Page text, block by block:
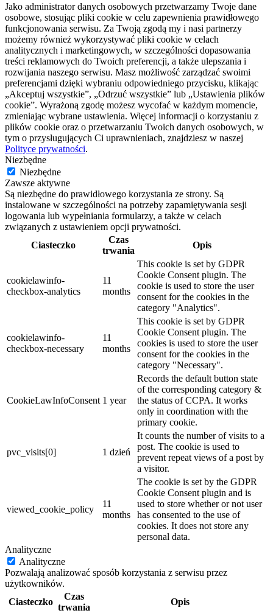
Jako administrator danych osobowych przetwarzamy Twoje dane
osobowe, stosując pliki cookie w celu zapewnienia prawidłowego
funkcjonowania serwisu. Za Twoją zgodą my i nasi partnerzy
możemy również wykorzystywać pliki cookie w celach
analitycznych i marketingowych, w szczególności dopasowania
treści reklamowych do Twoich preferencji, a także ulepszania i
rozwijania naszego serwisu. Masz możliwość zarządzać swoimi
preferencjami dzięki wybraniu odpowiedniego przycisku, klikając
„Akceptuj wszystkie”, „Odrzuć wszystkie” lub „Ustawienia plików
cookie”. Wyrażoną zgodę możesz wycofać w każdym momencie,
zmieniając wybrane ustawienia. Więcej informacji o korzystaniu z
plików cookie oraz o przetwarzaniu Twoich danych osobowych, w
tym o przysługujących Ci uprawnieniach, znajdziesz w naszej
Polityce prywatności.
Niezbędne
Niezbędne
Zawsze aktywne
Są niezbędne do prawidłowego korzystania ze strony. Są
instalowane w szczególności na potrzeby zapamiętywania sesji
logowania lub wypełniania formularzy, a także w celach
związanych z ustawieniem opcji prywatności.
Ciasteczko
Czas
trwania
Opis
cookielawinfo-
checkbox-analytics
11
months
This cookie is set by GDPR
Cookie Consent plugin. The
cookie is used to store the user
consent for the cookies in the
category "Analytics".
cookielawinfo-
checkbox-necessary
11
months
This cookie is set by GDPR
Cookie Consent plugin. The
cookies is used to store the user
consent for the cookies in the
category "Necessary".
CookieLawInfoConsent 1 year
Records the default button state
of the corresponding category &
the status of CCPA. It works
only in coordination with the
primary cookie.
pvc_visits[0] 1 dzień
It counts the number of visits to a
post. The cookie is used to
prevent repeat views of a post by
a visitor.
viewed_cookie_policy
11
months
The cookie is set by the GDPR
Cookie Consent plugin and is
used to store whether or not user
has consented to the use of
cookies. It does not store any
personal data.
Analityczne
Analityczne
Pozwalają analizować sposób korzystania z serwisu przez
użytkowników.
Ciasteczko
Czas
trwania
Opis